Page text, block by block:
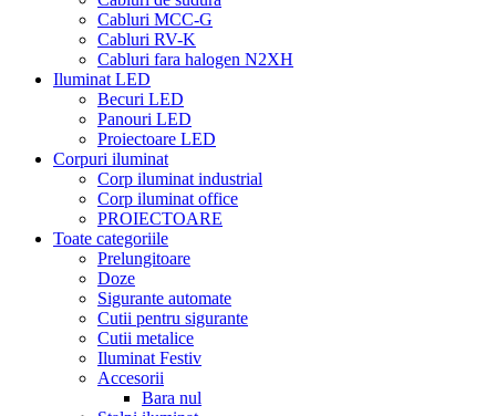
Cabluri MCC-G
Cabluri RV-K
Cabluri fara halogen N2XH
Iluminat LED
Becuri LED
Panouri LED
Proiectoare LED
Corpuri iluminat
Corp iluminat industrial
Corp iluminat office
PROIECTOARE
Toate categoriile
Prelungitoare
Doze
Sigurante automate
Cutii pentru sigurante
Cutii metalice
Iluminat Festiv
Accesorii
Bara nul